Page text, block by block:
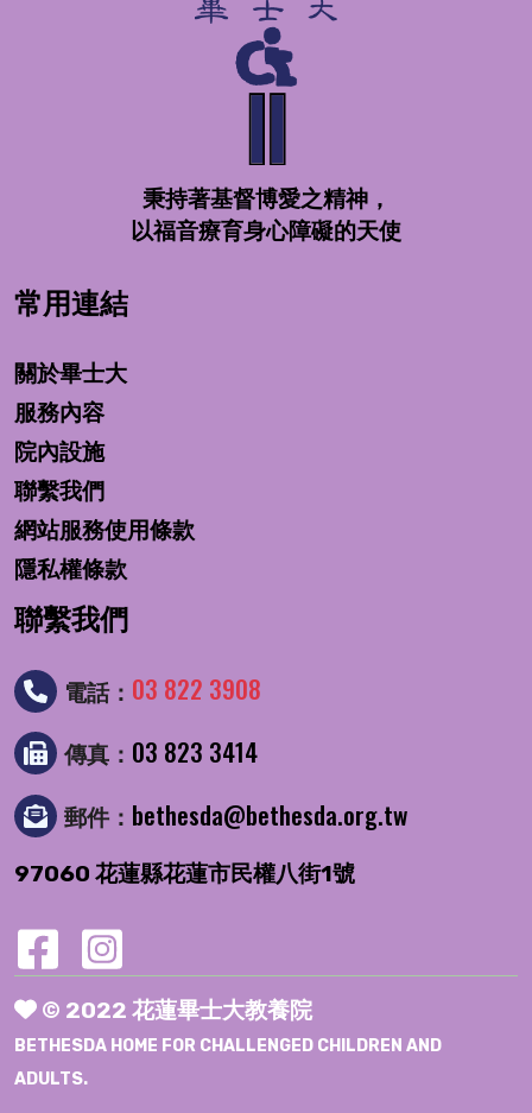
秉持著基督博愛之精神，
以福音療育身心障礙的天使
常用連結
關於畢士大
服務內容
院內設施
聯繫我們
網站服務使用條款
隱私權條款
聯繫我們
電話： 03 822 3908
傳真： 03 823 3414
郵件： bethesda@bethesda.org.tw
97060 花蓮縣花蓮市民權八街1號
© 2022 花蓮畢士大教養院
BETHESDA HOME FOR CHALLENGED CHILDREN AND
ADULTS.